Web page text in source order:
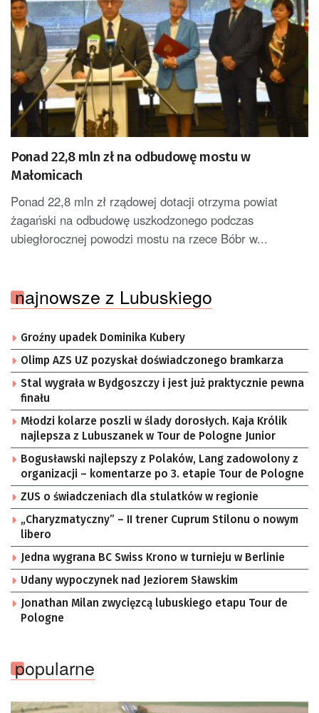
Ponad 22,8 mln zł na odbudowę mostu w
Małomicach
Ponad 22,8 mln zł rządowej dotacji otrzyma powiat
żagański na odbudowę uszkodzonego podczas
ubiegłorocznej powodzi mostu na rzece Bóbr w...
najnowsze z Lubuskiego
Groźny upadek Dominika Kubery
Olimp AZS UZ pozyskał doświadczonego bramkarza
Stal wygrała w Bydgoszczy i jest już praktycznie pewna
finału
Młodzi kolarze poszli w ślady dorosłych. Kaja Królik
najlepsza z Lubuszanek w Tour de Pologne Junior
Bogusławski najlepszy z Polaków, Lang zadowolony z
organizacji – komentarze po 3. etapie Tour de Pologne
ZUS o świadczeniach dla stulatków w regionie
„Charyzmatyczny” – II trener Cuprum Stilonu o nowym
libero
Jedna wygrana BC Swiss Krono w turnieju w Berlinie
Udany wypoczynek nad Jeziorem Sławskim
Jonathan Milan zwycięzcą lubuskiego etapu Tour de
Pologne
popularne